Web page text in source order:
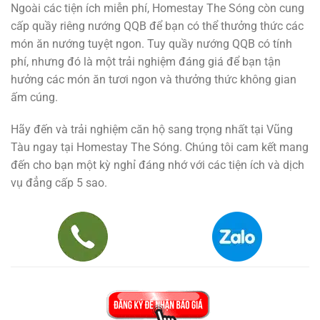
Ngoài các tiện ích miễn phí, Homestay The Sóng còn cung
cấp quầy riêng nướng QQB để bạn có thể thưởng thức các
món ăn nướng tuyệt ngon. Tuy quầy nướng QQB có tính
phí, nhưng đó là một trải nghiệm đáng giá để bạn tận
hưởng các món ăn tươi ngon và thưởng thức không gian
ấm cúng.
Hãy đến và trải nghiệm căn hộ sang trọng nhất tại Vũng
Tàu ngay tại Homestay The Sóng. Chúng tôi cam kết mang
đến cho bạn một kỳ nghỉ đáng nhớ với các tiện ích và dịch
vụ đẳng cấp 5 sao.